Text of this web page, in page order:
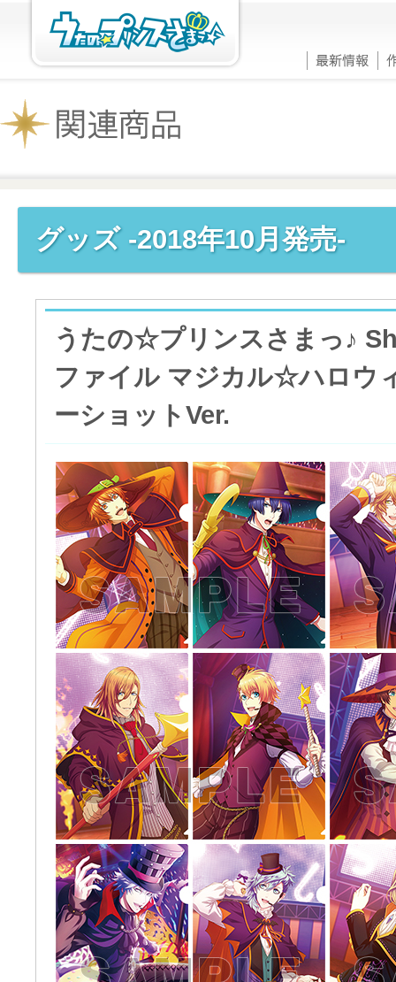
グッズ -2018年10月発売-
うたの☆プリンスさまっ♪
ファイル マジカル☆ハロウ
ーショットVer.